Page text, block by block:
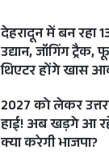
देहरादून में बन रहा
उद्यान, जॉगिंग
थिएटर होंगे खास
2027 को लेकर
हाई! अब खड़गे आ
क्या करेगी भाजपा?